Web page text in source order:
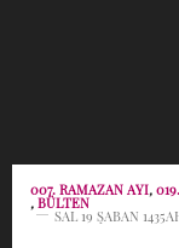
007. RAMAZAN AYI,
, BÜLTEN
SAL 19 ŞABAN